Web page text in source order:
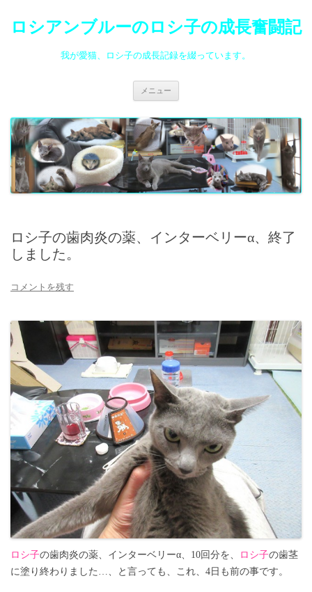
ロシアンブルーのロシ子の成長奮闘記
我が愛猫、ロシ子の成長記録を綴っています。
メニュー
ツ
へ
ス
キ
ッ
プ
ロシ子の歯肉炎の薬、インターベリーα、終了
しました。
コメントを残す
ロシ子の歯肉炎の薬、インターベリーα、10回分を、 ロシ子の歯茎
に塗り終わりました…、と言っても、これ、4日も前の事です。